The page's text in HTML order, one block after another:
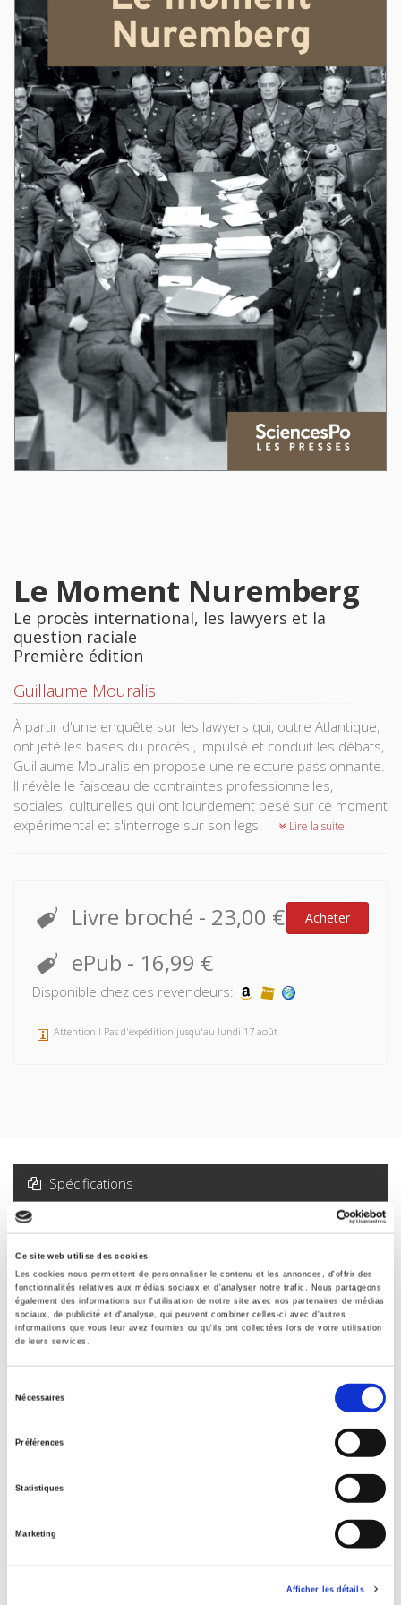
Ce site web utilise des cookies
Les cookies nous permettent de personnaliser le contenu et les annonces, d'offrir des
fonctionnalités relatives aux médias sociaux et d'analyser notre trafic. Nous partageons
également des informations sur l'utilisation de notre site avec nos partenaires de médias
sociaux, de publicité et d'analyse, qui peuvent combiner celles-ci avec d'autres
informations que vous leur avez fournies ou qu'ils ont collectées lors de votre utilisation
de leurs services.
Nécessaires
Préférences
Statistiques
Marketing
Afficher les détails
Le Moment Nuremberg
Le procès international, les lawyers et la
question raciale
Première édition
Guillaume Mouralis
À partir d'une enquête sur les lawyers qui, outre Atlantique,
ont jeté les bases du procès , impulsé et conduit les débats,
Guillaume Mouralis en propose une relecture passionnante.
Il révèle le faisceau de contraintes professionnelles,
sociales, culturelles qui ont lourdement pesé sur ce moment
expérimental et s'interroge sur son legs.
Lire la suite
Livre broché - 23,00 € Acheter
ePub - 16,99 €
Disponible chez ces revendeurs:
Attention ! Pas d'expédition jusqu'au lundi 17 août
Spécifications
Presse
Sommaire
Extrait
Spécifications
Éditeur
Auteur
Collection
Académique